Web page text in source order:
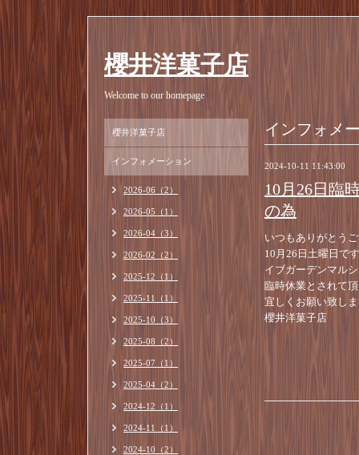
櫻井洋菓子店
Welcome to our homepage
インフォメ
2024-10-11 11:43:00
10月26日臨
の為
いつもありがとう
10月26日土曜日で
イブガーデンマル
臨時休業とされて
宜しくお願い致し
櫻井洋菓子店
櫻井洋菓子店
インフォメーション
2026-06（2）
2026-05（1）
2026-04（3）
2026-02（2）
2025-12（1）
2025-11（1）
2025-10（3）
2025-08（2）
2025-07（1）
2025-04（2）
2024-12（1）
2024-11（1）
2024-10（2）